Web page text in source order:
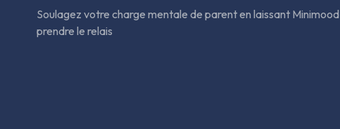
Soulagez votre charge mentale de parent en laissant Minimood
prendre le relais